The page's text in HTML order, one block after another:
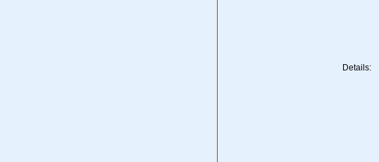
Details: